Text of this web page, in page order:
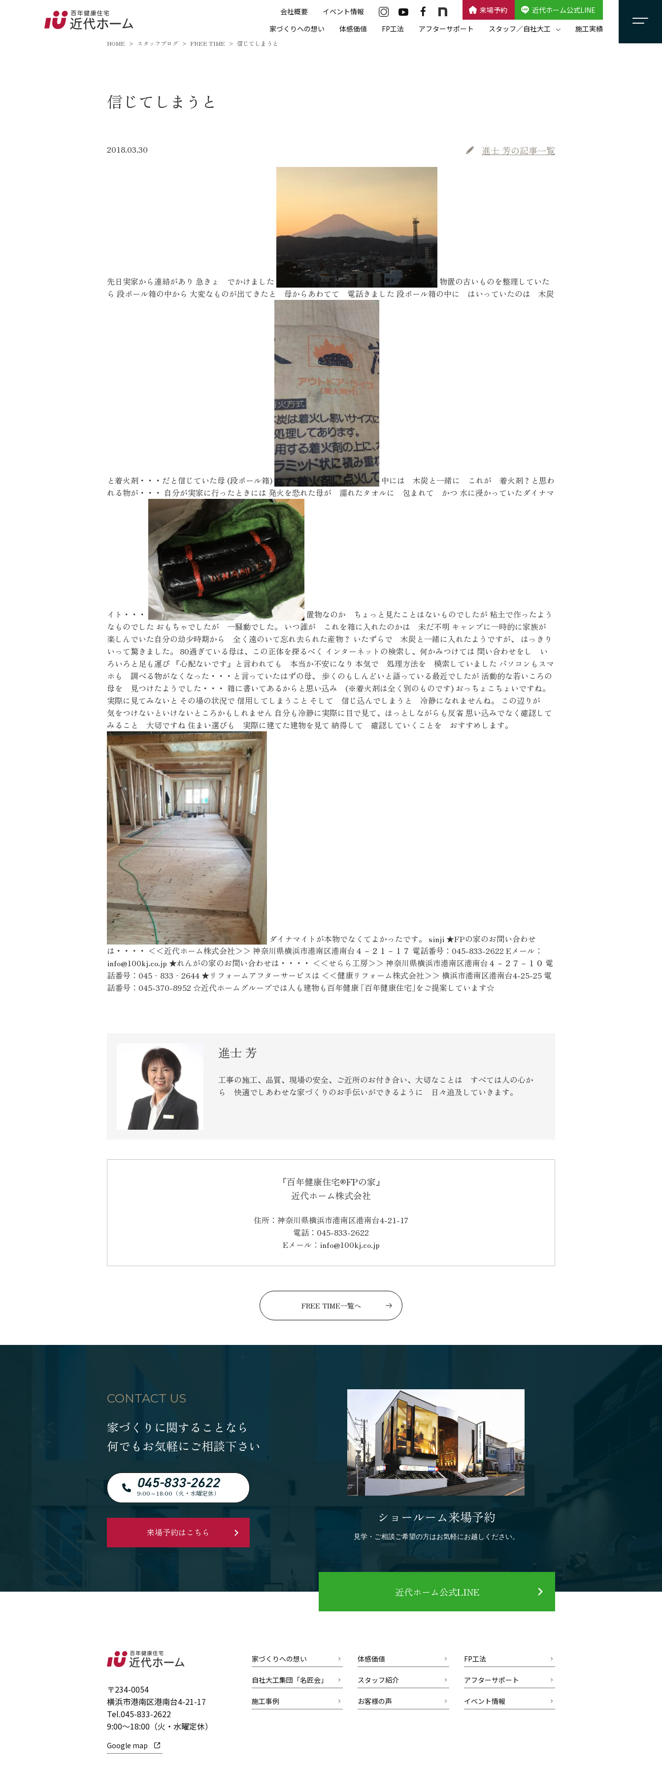
会社概要 イベント情報 来場予約
近代ホーム公式LINE
家づくりへの想い
体感価値 FP工法 アフターサポート スタッフ／自社大工 施工実績
近代ホーム公式LINE
CLOSE×
家づくりへの想い
床暖房
お客様の声
お知らせ
近代ホームの家づくりサポート
家づくりの流れ
アフターフォローコンシェルジュ
ベストバリューホーム
インテリアコーディネート
SEGs近代ホームの取り組み
来場予約
オンライン相談
HOME スタッフブログ FREE TIME 信じてしまうと
信じてしまうと
2018.03.30 進士 芳の記事一覧
先日実家から連絡があり 急きょ でかけました
物置の古いものを整理していた
ら 段ボール箱の中から 大変なものが出てきたと 母からあわてて 電話きました 段ボール箱の中に はいっていたのは 木炭
と着火剤・・・だと信じていた母 (段ボール箱)
中には 木炭と一緒に これが 着火剤？と思わ
れる物が・・・ 自分が実家に行ったときには 発火を恐れた母が 濡れたタオルに 包まれて かつ 水に浸かっていたダイナマ
イト・・・
置物なのか ちょっと見たことはないものでしたが 粘土で作ったよう
なものでした おもちゃでしたが 一騒動でした。 いつ誰が これを箱に入れたのかは 未だ不明 キャンプに一時的に家族が
楽しんでいた自分の幼少時期から 全く遠のいて忘れ去られた産物？ いたずらで 木炭と一緒に入れたようですが、 はっきり
いって驚きました。 80過ぎている母は、この正体を探るべく インターネットの検索し、何かみつけては 問い合わせをし い
ろいろと足も運び 『心配ないです』と言われても 本当か不安になり 本気で 処理方法を 模索していました パソコンもスマ
ホも 調べる物がなくなった・・・と言っていたはずの母、 歩くのもしんどいと語っている最近でしたが 活動的な若いころの
母を 見つけたようでした・・・ 箱に書いてあるからと思い込み (※着火剤は全く別のものです) おっちょこちょいですね。
実際に見てみないと その場の状況で 信用してしまうこと そして 信じ込んでしまうと 冷静になれませんね。 この辺りが
気をつけないといけないところかもしれません 自分も冷静に実際に目で見て、ほっとしながらも反省 思い込みでなく確認して
みること 大切ですね 住まい選びも 実際に建てた建物を見て 納得して 確認していくことを おすすめします。
ダイナマイトが本物でなくてよかったです。 sinji ★FPの家のお問い合わせ
は・・・・ ＜＜近代ホーム株式会社＞＞ 神奈川県横浜市港南区港南台４－２１－１７ 電話番号：045-833-2622 Eメール：
info@100kj.co.jp ★れんがの家のお問い合わせは・・・・ ＜＜せらら工房＞＞ 神奈川県横浜市港南区港南台４－２７－１０ 電
話番号：045‐833‐2644 ★リフォームアフターサービスは ＜＜健康リフォーム株式会社＞＞ 横浜市港南区港南台4-25-25 電
話番号：045-370-8952 ☆近代ホームグループでは人も建物も百年健康 ｢百年健康住宅｣をご提案しています☆
進士 芳
工事の施工、品質、現場の安全、ご近所のお付き合い、大切なことは すべては人の心か
ら 快適でしあわせな家づくりのお手伝いができるように 日々追及していきます。
『百年健康住宅®FPの家』
近代ホーム株式会社
住所：神奈川県横浜市港南区港南台4-21-17
電話：045-833-2622
Eメール：info@100kj.co.jp
FREE TIME一覧へ
CONTACT US
家づくりに関することなら
何でもお気軽にご相談下さい
045-833-2622
9:00～18:00（火・水曜定休）
来場予約はこちら
ショールーム来場予約
見学・ご相談ご希望の方はお気軽にお越しください。
近代ホーム公式LINE
〒234-0054
横浜市港南区港南台4-21-17
Tel.045-833-2622
9:00～18:00（火・水曜定休）
Google map
家づくりへの想い 体感価値 FP工法
自社大工集団「名匠会」 スタッフ紹介 アフターサポート
施工事例 お客様の声 イベント情報